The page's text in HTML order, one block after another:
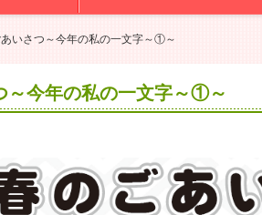
いさつ～今年の私の一文字～①～
～今年の私の一文字～①～